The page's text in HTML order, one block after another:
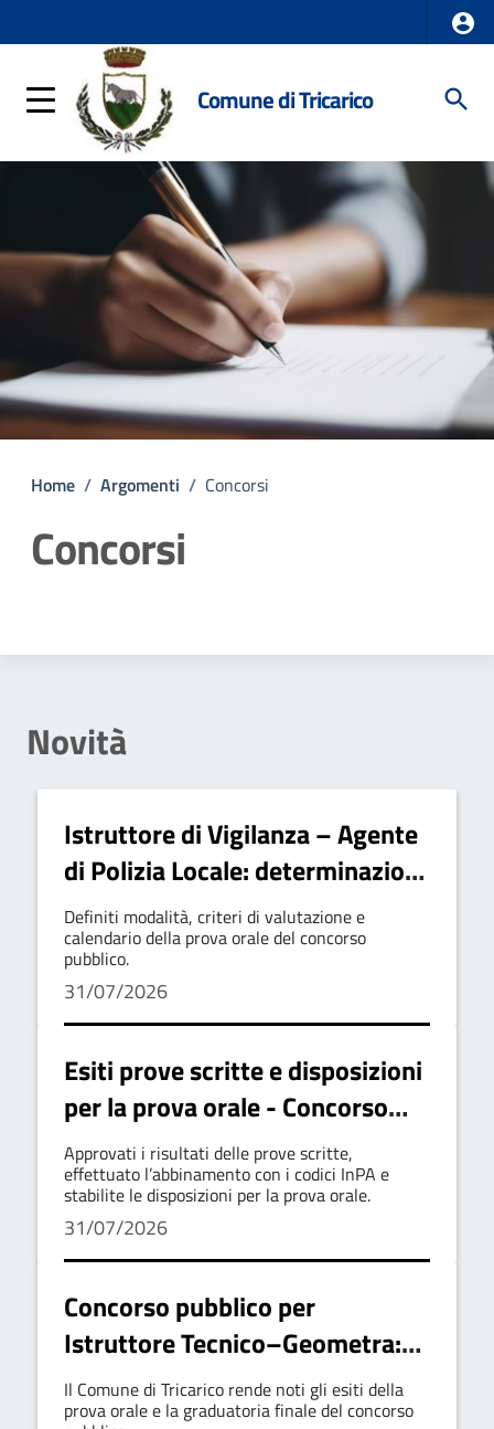
Comune di Tricarico
Home / Argomenti / Concorsi
Concorsi
Novità
Istruttore di Vigilanza – Agente
di Polizia Locale: determinazioni
sulla prova orale
Definiti modalità, criteri di valutazione e
calendario della prova orale del concorso
pubblico.
31/07/2026
Esiti prove scritte e disposizioni
per la prova orale - Concorso
per Istruttore contabile a tempo
indeterminato
Approvati i risultati delle prove scritte,
effettuato l’abbinamento con i codici InPA e
stabilite le disposizioni per la prova orale.
31/07/2026
Concorso pubblico per
Istruttore Tecnico–Geometra:
esiti orali e graduatoria finale
Il Comune di Tricarico rende noti gli esiti della
prova orale e la graduatoria finale del concorso